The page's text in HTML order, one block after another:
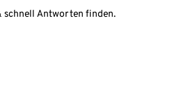
schnell Antworten finden.